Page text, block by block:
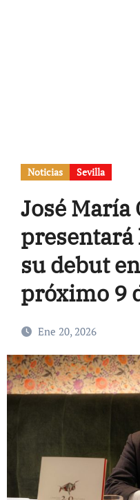
Noticias Sevilla
José María
presentará
su debut
próximo 9
Ene 20, 2026